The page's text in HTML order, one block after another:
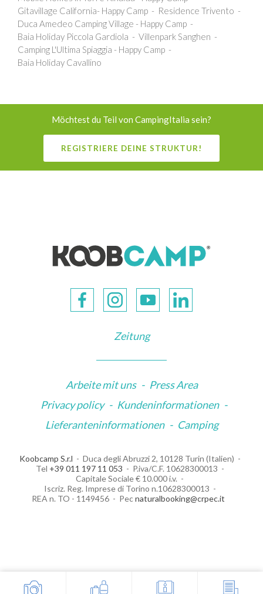
Gitavillage California- Happy Camp
Residence Trivento
Duca Amedeo Camping Village - Happy Camp
Baia Holiday Piccola Gardiola
Villenpark Sanghen
Camping L'Ultima Spiaggia - Happy Camp
Baia Holiday Cavallino
Möchtest du Teil von CampingItalia sein?
REGISTRIERE DEINE STRUKTUR!
Zeitung
Arbeite mit uns - Press Area
Privacy policy - Kundeninformationen -
Lieferanteninformationen - Camping
Koobcamp S.r.l
Duca degli Abruzzi 2, 10128 Turin (Italien)
Tel +39 011 197 11 053
P.iva/C.F. 10628300013
Capitale Sociale € 10.000 i.v.
Iscriz. Reg. Imprese di Torino n.10628300013
REA n. TO - 1149456
Pecnaturalbooking@crpec.it
Your Privacy Choices